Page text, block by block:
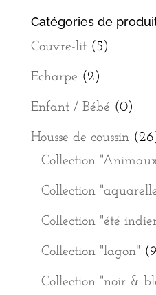
Catégories de
Couvre-lit (5)
Echarpe (2)
Enfant / Bébé (0)
Housse de coussin
Collection
Collection
Collection "été
Collection "lagon"
Collection "noir &